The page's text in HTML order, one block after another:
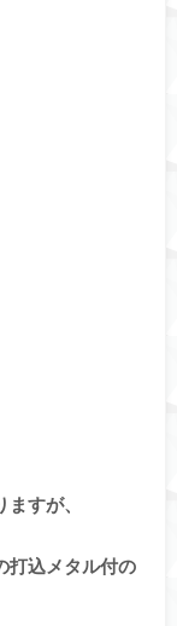
すが、
打込メタル付の